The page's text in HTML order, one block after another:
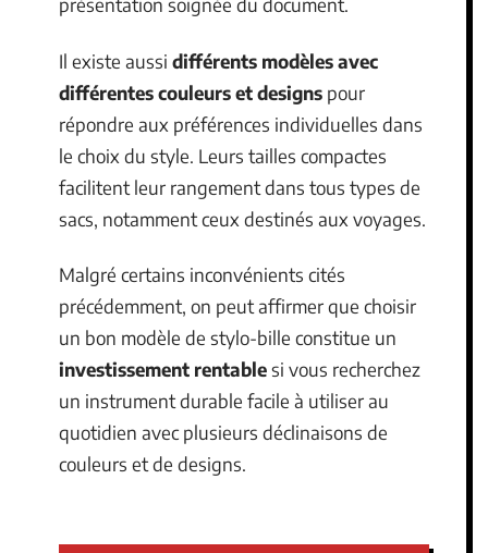
Il existe aussi différents modèles avec
différentes couleurs et designs pour
répondre aux préférences individuelles dans
le choix du style. Leurs tailles compactes
facilitent leur rangement dans tous types de
sacs, notamment ceux destinés aux voyages.
Malgré certains inconvénients cités
précédemment, on peut affirmer que choisir
un bon modèle de stylo-bille constitue un
investissement rentablesi vous recherchez
un instrument durable facile à utiliser au
quotidien avec plusieurs déclinaisons de
couleurs et de designs.